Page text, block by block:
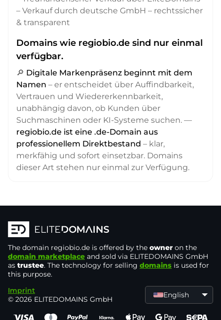
– Verkauf durch deutsche GmbH – rechtssicher
& transparent
Domains wie regiobio.de sind nur einmal
verfügbar.
🔎 Digitale Markenpräsenz beginnt mit dem
Namen – er entscheidet über Auffindbarkeit,
Vertrauen und Wiedererkennbarkeit,
unabhängig davon, ob Kunden über
Suchmaschinen oder KI-Systeme suchen. —
regiobio.de ist eine .de-Domain aus
professionellem Direktbestand – klar,
merkfähig und sofort einsetzbar. Domains
dieser Art stehen nur einmal zur Verfügung.
The domain regiobio.de is offered by the owner on the
domain marketplace and sold via ELITEDOMAINS GmbH
as trustee. The technology for selling domains is used for
this purpose.
Imprint
© 2026 ELITEDOMAINS GmbH
English